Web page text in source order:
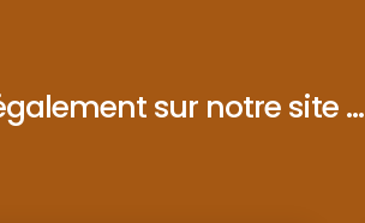
sur notre site ...